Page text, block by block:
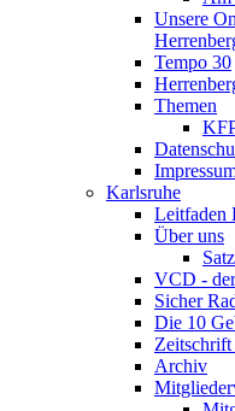
Unsere
Tempo 30
Themen
Karlsruhe
Leitfaden
Über uns
VCD -
Sicher
Die 10
Archiv